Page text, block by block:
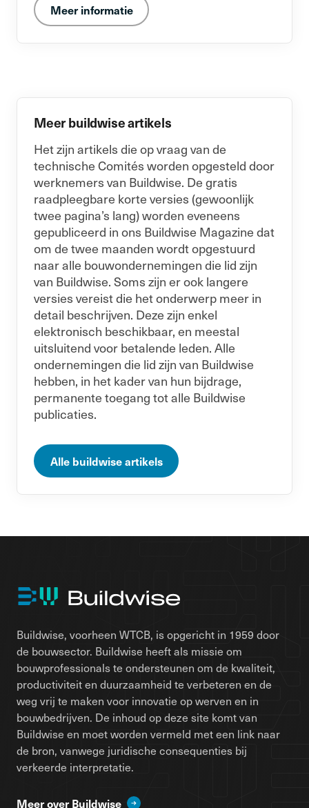
Meer informatie
Meer buildwise artikels
Het zijn artikels die op vraag van de
technische Comités worden opgesteld door
werknemers van Buildwise. De gratis
raadpleegbare korte versies (gewoonlijk
twee pagina’s lang) worden eveneens
gepubliceerd in ons Buildwise Magazine dat
om de twee maanden wordt opgestuurd
naar alle bouwondernemingen die lid zijn
van Buildwise. Soms zijn er ook langere
versies vereist die het onderwerp meer in
detail beschrijven. Deze zijn enkel
elektronisch beschikbaar, en meestal
uitsluitend voor betalende leden. Alle
ondernemingen die lid zijn van Buildwise
hebben, in het kader van hun bijdrage,
permanente toegang tot alle Buildwise
publicaties.
Alle buildwise artikels
Buildwise, voorheen WTCB, is opgericht in 1959 door
de bouwsector. Buildwise heeft als missie om
bouwprofessionals te ondersteunen om de kwaliteit,
productiviteit en duurzaamheid te verbeteren en de
weg vrij te maken voor innovatie op werven en in
bouwbedrijven. De inhoud op deze site komt van
Buildwise en moet worden vermeld met een link naar
de bron, vanwege juridische consequenties bij
verkeerde interpretatie.
Meer over Buildwise